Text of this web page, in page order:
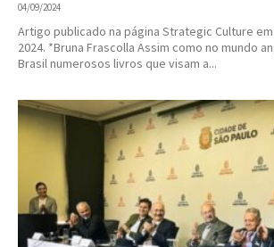
04/09/2024
Artigo publicado na página Strategic Culture
2024. *Bruna Frascolla Assim como no mundo
Brasil numerosos livros que visam a...